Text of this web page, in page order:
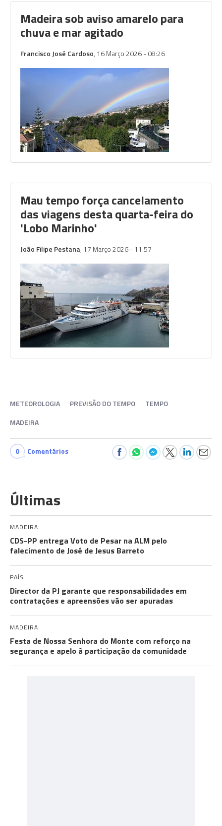
Madeira sob aviso amarelo para
chuva e mar agitado
Francisco José Cardoso, 16 Março 2026 - 08:26
Mau tempo força cancelamento
das viagens desta quarta-feira do
'Lobo Marinho'
João Filipe Pestana, 17 Março 2026 - 11:57
METEOROLOGIA PREVISÃO DO TEMPO
TEMPO
MADEIRA
0 Comentários
Últimas
MADEIRA
CDS-PP entrega Voto de Pesar na ALM pelo
falecimento de José de Jesus Barreto
PAÍS
Director da PJ garante que responsabilidades em
contratações e apreensões vão ser apuradas
MADEIRA
Festa de Nossa Senhora do Monte com reforço na
segurança e apelo à participação da comunidade